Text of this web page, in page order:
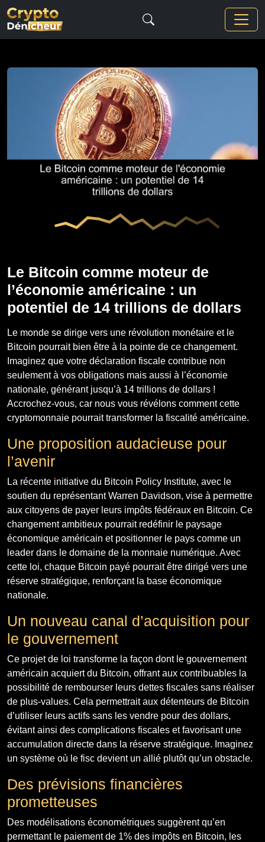
Le Bitcoin comme moteur de
l’économie américaine : un
potentiel de 14 trillions de dollars
Le monde se dirige vers une révolution monétaire et le
Bitcoin pourrait bien être à la pointe de ce changement.
Imaginez que votre déclaration fiscale contribue non
seulement à vos obligations mais aussi à l’économie
nationale, générant jusqu’à 14 trillions de dollars !
Accrochez-vous, car nous vous révélons comment cette
cryptomonnaie pourrait transformer la fiscalité américaine.
Une proposition audacieuse pour
l’avenir
La récente initiative du Bitcoin Policy Institute, avec le
soutien du représentant Warren Davidson, vise à permettre
aux citoyens de payer leurs impôts fédéraux en Bitcoin. Ce
changement ambitieux pourrait redéfinir le paysage
économique américain et positionner le pays comme un
leader dans le domaine de la monnaie numérique. Avec
cette loi, chaque Bitcoin payé pourrait être dirigé vers une
réserve stratégique, renforçant la base économique
nationale.
Un nouveau canal d’acquisition pour
le gouvernement
Ce projet de loi transforme la façon dont le gouvernement
américain acquiert du Bitcoin, offrant aux contribuables la
possibilité de rembourser leurs dettes fiscales sans réaliser
de plus-values. Cela permettrait aux détenteurs de Bitcoin
d’utiliser leurs actifs sans les vendre pour des dollars,
évitant ainsi des complications fiscales et favorisant une
accumulation directe dans la réserve stratégique. Imaginez
un système où le fisc devient un allié plutôt qu’un obstacle.
Des prévisions financières
prometteuses
Des modélisations économétriques suggèrent qu’en
permettant le paiement de 1% des impôts en Bitcoin, les